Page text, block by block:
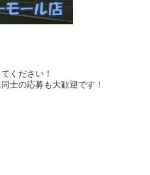
ください！
士の応募も大歓迎です！